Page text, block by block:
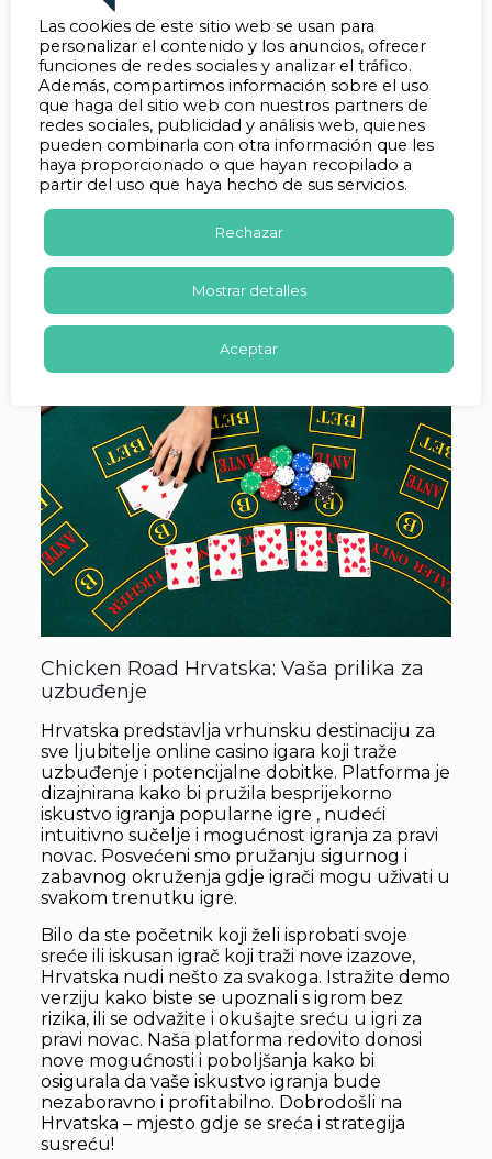
nude razne bonuse dobrodošlice, besplatne
okretaje ili bonus sredstva koja se mogu
iskoristiti za igru. Pametno iskorištavanje ovih
ponuda može vam pružiti dodatni kapital za
igru, smanjujući vaš vlastiti financijski rizik i
povećavajući potencijal za dobitak.
Prije korištenja bilo koje bonus ponude, uvijek
je važno pažljivo pročitati uvjete i odredbe.
Zahtjevi za klađenje i druga pravila mogu
utjecati na to kako i kada možete iskoristiti
bonus. Cilj je pronaći ponude koje su
najpovoljnije za igru kao što je i koje vam
omogućuju da maksimalno iskoristite dodatna
sredstva. Redovito provjeravanje sekcije s
promocijama na platformi može vam pomoći
da ne propustite isplative ponude.
Chicken Road Hrvatska: Vaša prilika za
uzbuđenje
Hrvatska predstavlja vrhunsku destinaciju za
sve ljubitelje online casino igara koji traže
uzbuđenje i potencijalne dobitke. Platforma je
dizajnirana kako bi pružila besprijekorno
iskustvo igranja popularne igre , nudeći
intuitivno sučelje i mogućnost igranja za pravi
novac. Posvećeni smo pružanju sigurnog i
zabavnog okruženja gdje igrači mogu uživati u
svakom trenutku igre.
Bilo da ste početnik koji želi isprobati svoje
sreće ili iskusan igrač koji traži nove izazove,
Hrvatska nudi nešto za svakoga. Istražite demo
verziju kako biste se upoznali s igrom bez
rizika, ili se odvažite i okušajte sreću u igri za
pravi novac. Naša platforma redovito donosi
nove mogućnosti i poboljšanja kako bi
osigurala da vaše iskustvo igranja bude
nezaboravno i profitabilno. Dobrodošli na
Hrvatska – mjesto gdje se sreća i strategija
susreću!
Las cookies de este sitio web se usan para
personalizar el contenido y los anuncios, ofrecer
funciones de redes sociales y analizar el tráfico.
Además, compartimos información sobre el uso
que haga del sitio web con nuestros partners de
redes sociales, publicidad y análisis web, quienes
pueden combinarla con otra información que les
haya proporcionado o que hayan recopilado a
partir del uso que haya hecho de sus servicios.
Rechazar
Mostrar detalles
Aceptar